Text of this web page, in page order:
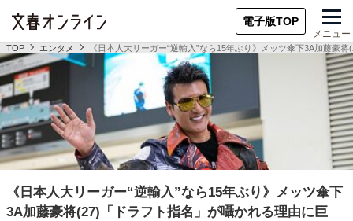
電子版TOP
メニュー
TOP エンタメ 《日本人大リーガー“逆輸入”なら15年ぶり》メッツ傘下3A加藤豪
《日本人大リーガー“逆輸入”なら15年ぶり》メッツ傘下
3A加藤豪将(27)「ドラフト指名」が囁かれる理由に巨